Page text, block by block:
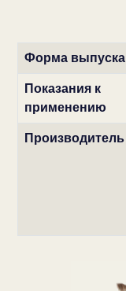
Форма выпуска
Показания к
применению
Производитель